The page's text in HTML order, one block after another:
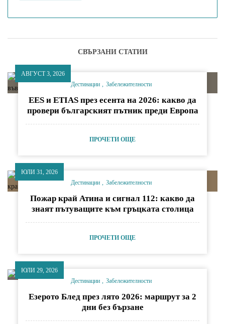
СВЪРЗАНИ СТАТИИ
АВГУСТ 3, 2026
Дестинации
Забележителности
EES и ETIAS през есента на 2026: какво да
провери българският пътник преди Европа
ПРОЧЕТИ ОЩЕ
ЮЛИ 31, 2026
Дестинации
Забележителности
Пожар край Атина и сигнал 112: какво да
знаят пътуващите към гръцката столица
ПРОЧЕТИ ОЩЕ
ЮЛИ 29, 2026
Дестинации
Забележителности
Езерото Блед през лято 2026: маршрут за 2
дни без бързане